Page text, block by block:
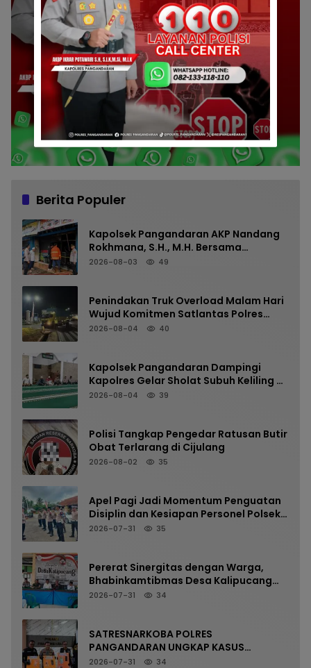
Berita Populer
Kapolsek Pangandaran AKP Nandang
Rokhmana, S.H., M.H. Bersama
Anggota Cek TKP Kebakaran Ruko
2026-08-03 49
Penindakan Truk Overload Malam Hari
Wujud Komitmen Satlantas Polres
Pangandaran Menjaga Keselamatan
2026-08-04 40
Kapolsek Pangandaran Dampingi
Kapolres Gelar Sholat Subuh Keliling di
Masjid Jami Al-Furqon, Pererat
2026-08-04 39
Polisi Tangkap Pengedar Ratusan Butir
Obat Terlarang di Cijulang
2026-08-02 35
Apel Pagi Jadi Momentum Penguatan
Disiplin dan Kesiapan Personel Polsek
Kalipucang
2026-07-31 35
Pererat Sinergitas dengan Warga,
Bhabinkamtibmas Desa Kalipucang
Ikuti Rangkaian Milangkala Desa ke-
2026-07-31 34
SATRESNARKOBA POLRES
PANGANDARAN UNGKAP KASUS
NARKOTIKA MELALUI PRESS RELEASE
2026-07-31 34